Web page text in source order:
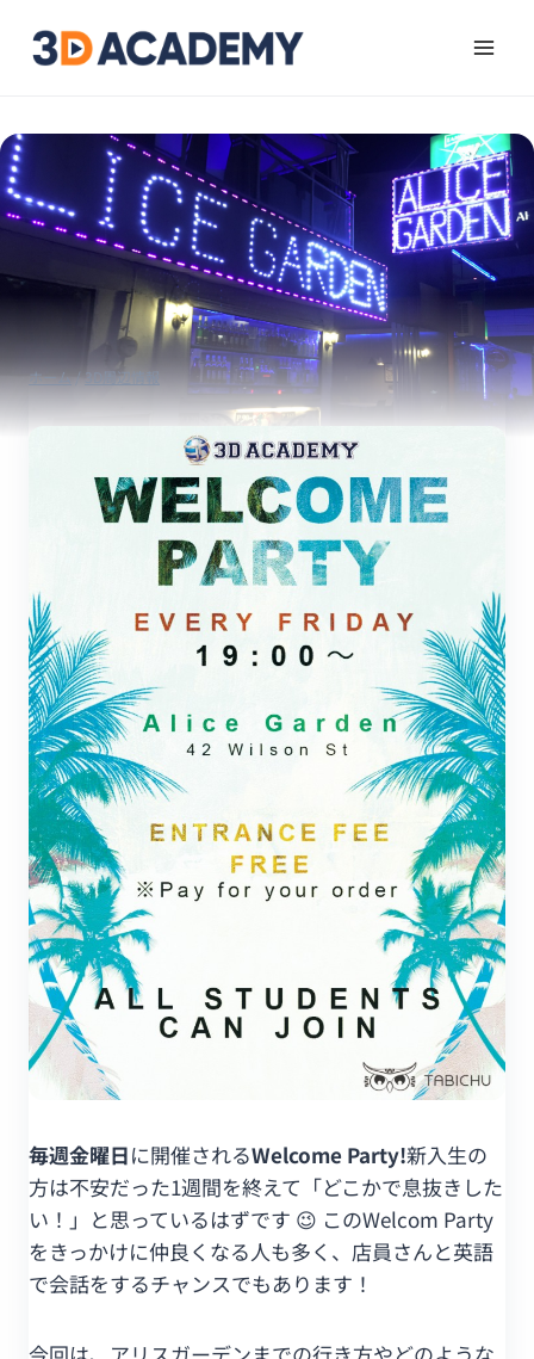
ホーム/3D周辺情報
毎週金曜日に開催されるWelcome Party!新入生の
方は不安だった1週間を終えて「どこかで息抜きした
い！」と思っているはずです 😉 このWelcom Party
をきっかけに仲良くなる人も多く、店員さんと英語
で会話をするチャンスでもあります！